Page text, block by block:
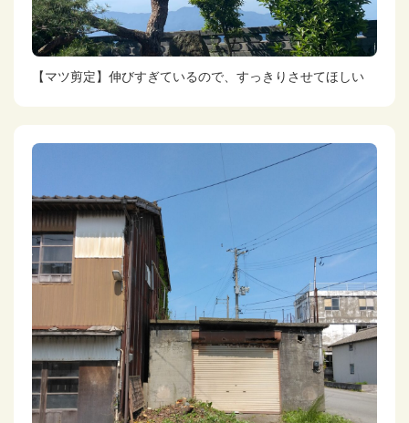
【マツ剪定】伸びすぎているので、すっきりさせてほしい